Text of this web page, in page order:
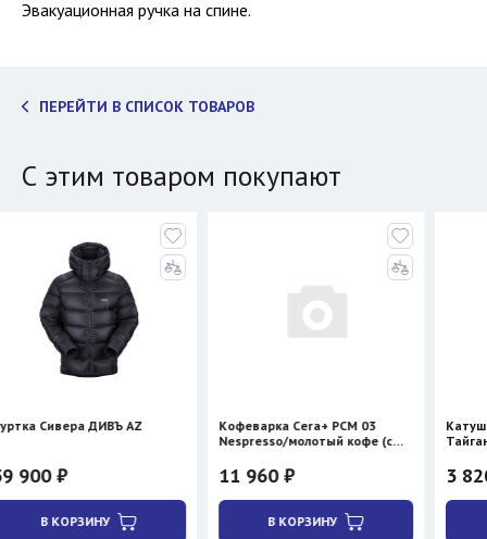
Эвакуационная ручка на спине.
ПЕРЕЙТИ В СПИСОК ТОВАРОВ
С этим товаром покупают
ДИВЪ AZ
Кофеварка Cera+ PCM 03
Nespresso/молотый кофе (с
11 960 ₽
Катушка
Тайган